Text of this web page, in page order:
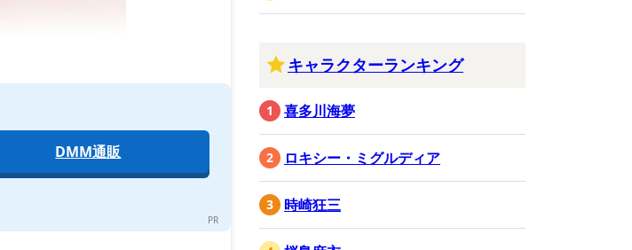
DMM通販
キャラクターランキング
喜多川海夢
ロキシー・ミグルディア
時崎狂三